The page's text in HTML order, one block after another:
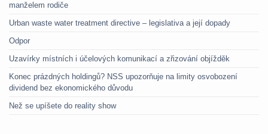
manželem rodiče
Urban waste water treatment directive – legislativa a její dopady
Odpor
Uzavírky místních i účelových komunikací a zřizování objížděk
Konec prázdných holdingů? NSS upozorňuje na limity osvobození
dividend bez ekonomického důvodu
Než se upíšete do reality show